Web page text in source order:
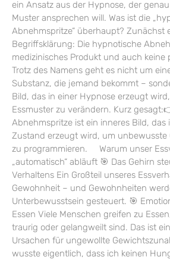
ein Ansatz aus der Hypnose, der
Muster ansprechen will. Was ist die
Abnehmspritze“ überhaupt? Zunächst
Begriffsklärung: Die hypnotische
medizinisches Produkt und auch keine
Trotz des Namens geht es nicht um
Substanz, die jemand bekommt –
Bild, das in einer Hypnose erzeugt
Essmuster zu verändern. Kurz
Abnehmspritze ist ein inneres Bild, das
Zustand erzeugt wird, um unbewusste
zu programmieren. Warum unser
„automatisch“ abläuft 🎯 Das Gehirn
Verhaltens Ein Großteil unseres
Gewohnheit – und Gewohnheiten
Unterbewusstsein gesteuert. 🎯
Essen Viele Menschen greifen zu
traurig oder gelangweilt sind. Das ist
Ursachen für ungewollte
wusste eigentlich, dass ich keinen